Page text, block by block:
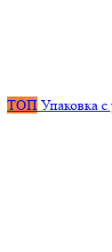
ТОП Упаковка